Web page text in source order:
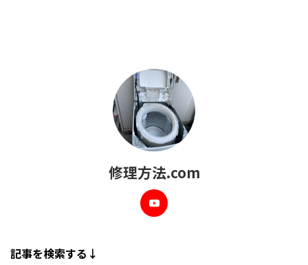
修理方法.com
記事を検索する↓